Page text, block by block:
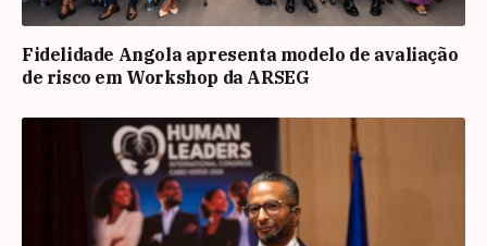
Fidelidade Angola apresenta modelo de avaliação
de risco em Workshop da ARSEG